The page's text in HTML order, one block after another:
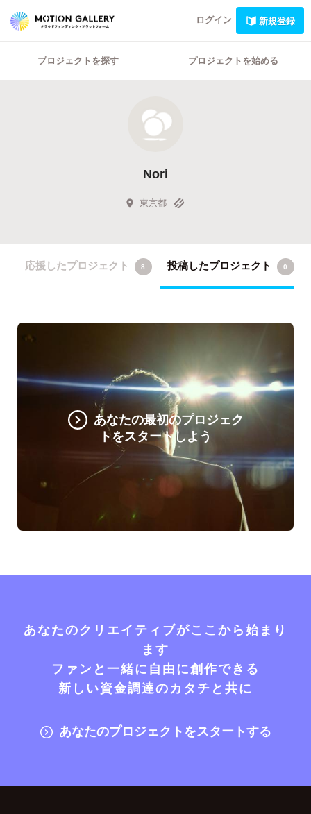
ログイン 新規登録
プロジェクトを探す プロジェクトを始める
Nori
東京都
応援したプロジェクト 8 投稿したプロジェクト 0
あなたの最初のプロジェク
トをスタートしよう
あなたのクリエイティブがここから始まり
ます
ファンと一緒に自由に創作できる
新しい資金調達のカタチと共に
あなたのプロジェクトをスタートする